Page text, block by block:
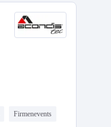
Firmenevents